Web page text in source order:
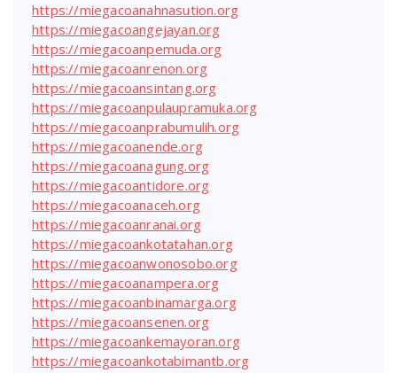
https://miegacoanahnasution.org
https://miegacoangejayan.org
https://miegacoanpemuda.org
https://miegacoanrenon.org
https://miegacoansintang.org
https://miegacoanpulaupramuka.org
https://miegacoanprabumulih.org
https://miegacoanende.org
https://miegacoanagung.org
https://miegacoantidore.org
https://miegacoanaceh.org
https://miegacoanranai.org
https://miegacoankotatahan.org
https://miegacoanwonosobo.org
https://miegacoanampera.org
https://miegacoanbinamarga.org
https://miegacoansenen.org
https://miegacoankemayoran.org
https://miegacoankotabimantb.org